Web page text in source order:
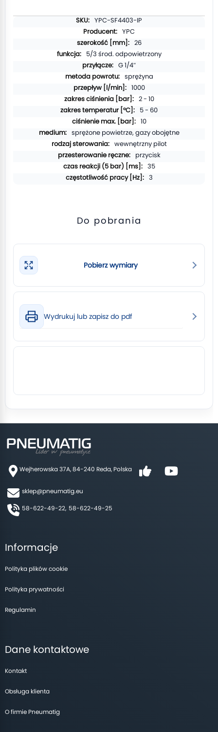
YPC-SF4403-IP
YPC
26
5/3 środ. odpowietrzony
G 1/4″
sprężyna
1000
2 - 10
5 - 60
10
sprężone powietrze, gazy obojętne
wewnętrzny pilot
przycisk
35
3
Do pobrania
Pobierz wymiary
Wydrukuj lub zapisz do pdf
Wejherowska 37A, 84-240 Reda, Polska
sklep@pneumatig.eu
58-622-49-22, 58-622-49-25
Informacje
Polityka plików cookie
Polityka prywatności
Regulamin
Dane kontaktowe
Kontakt
Obsługa klienta
O firmie Pneumatig